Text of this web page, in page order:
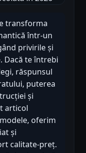
transforma
într-un
privirile și
Dacă te întrebi
răspunsul
puterea
și
articol
oferim
și
calitate-preț.